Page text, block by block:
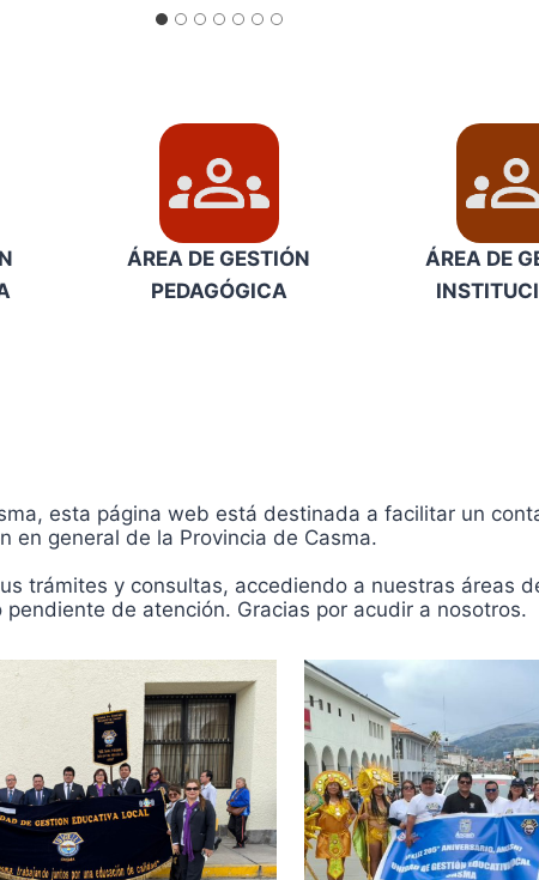
ÁREA DE GESTIÓN
PEDAGÓGICA
ÁREA DE
esta página web está destinada a facilitar un
en general de la Provincia de Casma.
trámites y consultas, accediendo a nuestras áreas
de atención. Gracias por acudir a nosotros.